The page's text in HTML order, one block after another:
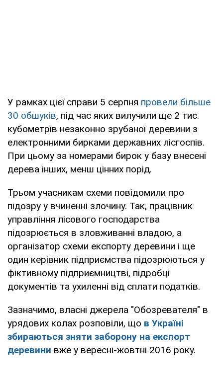
У рамках цієї справи 5 серпня провели більше
30 обшуків, під час яких вилучили ще 2 тис.
кубометрів незаконно зрубаної деревини з
електронними бирками державних лісгоспів.
При цьому за номерами бирок у базу внесені
дерева інших, менш цінних порід.
Трьом учасникам схеми повідомили про
підозру у вчиненні злочину. Так, працівник
управління лісового господарства
підозрюється в зловживанні владою, а
організатор схеми експорту деревини і ще
один керівник підприємства підозрюються у
фіктивному підприємництві, підробці
документів та ухиленні від сплати податків.
Зазначимо, власні джерела "Обозревателя" в
урядових колах розповіли, що в Україні
збираються зняти заборону на експорт
деревини вже у вересні-жовтні 2016 року.